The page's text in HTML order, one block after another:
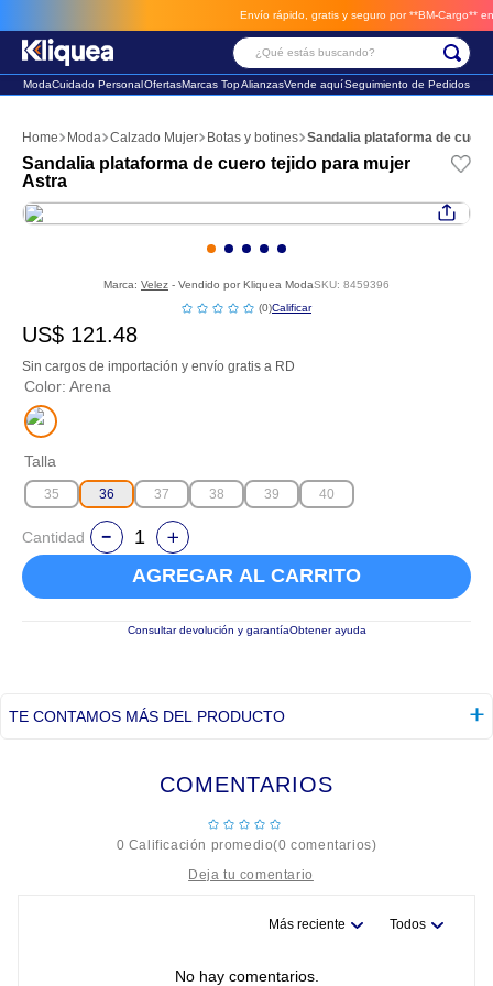
Envío rápido, gratis y seguro por **BM-Cargo** envios a través de BM-
¿Qué estás buscando?
ModaCuidado PersonalOfertasMarcas TopAlianzasVende aquíSeguimiento de Pedidos
Moda Calzado Mujer Botas y botines Sandalia plataforma de
Sandalia plataforma de cuero tejido para mujer
Astra
Marca: Velez - Vendido por Kliquea ModaSKU: 8459396
☆☆☆☆☆
(0)
US$ 121.48
Sin cargos de importación y envío gratis a RD
Color: Arena
Talla
35 36 37 38 39 40
Cantidad
AGREGAR AL CARRITO
Consultar devolución y garantíaObtener ayuda
TE CONTAMOS MÁS DEL PRODUCTO
COMENTARIOS
☆☆☆☆
☆
0 Calificación promedio(0 comentarios)
Más reciente Todos
No hay comentarios.
2. faldas
3. sandalia